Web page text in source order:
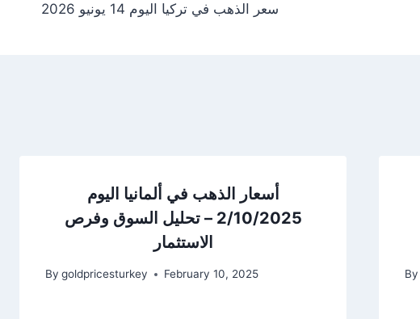
سعر الذهب في تركيا اليوم 14 يونيو 2026
أسعار الذهب في ألمانيا اليوم
2/10/2025 – تحليل السوق وفرص
الاستثمار
By goldpricesturkey February 10, 2025 By